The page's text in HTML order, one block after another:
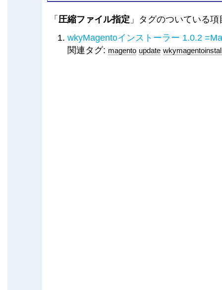
「 圧縮ファイル指定 」タグのついている
wkyMagentoインストーラー 1.0.2
関連タグ: magento update